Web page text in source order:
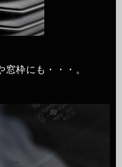
枠にも・・・。